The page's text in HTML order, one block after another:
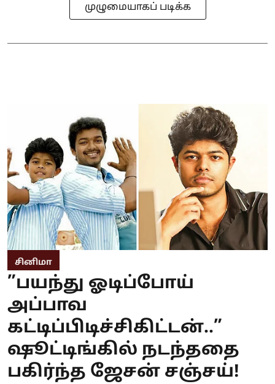
முழுமையாகப் படிக்க
சினிமா
”பயந்து ஓடிப்போய்
அப்பாவ
கட்டிப்பிடிச்சிகிட்டன்..”
ஷூட்டிங்கில் நடந்ததை
பகிர்ந்த ஜேசன் சஞ்சய்!